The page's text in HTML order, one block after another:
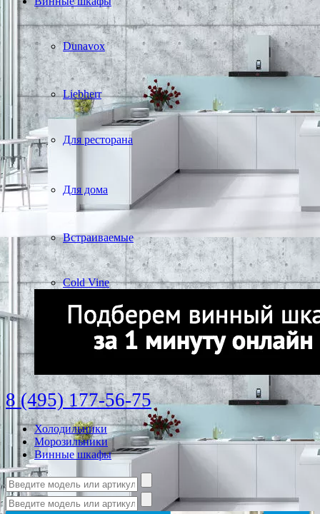
Dunavox
Liebherr
Для ресторана
Для дома
Встраиваемые
Cold Vine
8 (495) 177-56-75
Холодильники
Морозильники
Винные шкафы